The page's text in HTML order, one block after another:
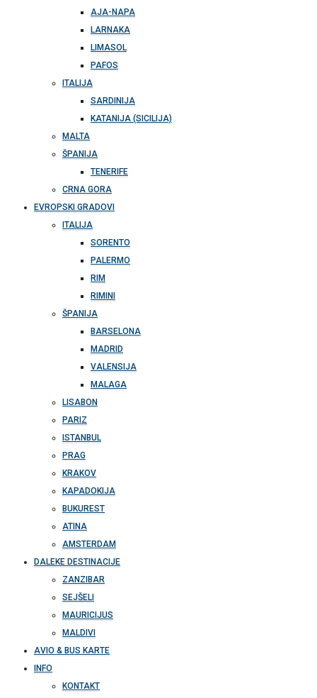
AJA-NAPA
LARNAKA
LIMASOL
PAFOS
ITALIJA
SARDINIJA
KATANIJA (SICILIJA)
MALTA
ŠPANIJA
TENERIFE
CRNA GORA
EVROPSKI GRADOVI
ITALIJA
SORENTO
PALERMO
RIM
RIMINI
ŠPANIJA
BARSELONA
MADRID
VALENSIJA
MALAGA
LISABON
PARIZ
ISTANBUL
PRAG
KRAKOV
KAPADOKIJA
BUKUREST
ATINA
AMSTERDAM
DALEKE DESTINACIJE
ZANZIBAR
SEJŠELI
MAURICIJUS
MALDIVI
AVIO & BUS KARTE
INFO
KONTAKT